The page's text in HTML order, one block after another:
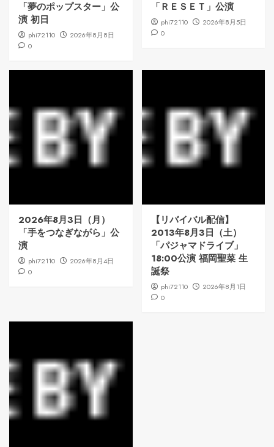
「夢のポップスター」公
演 初日
phi72110
2026年8月8日
0
「ＲＥＳＥＴ」公演
phi72110
2026年8月5日
0
2026年8月3日（月）
「手をつなぎながら」公
演
phi72110
2026年8月4日
0
【リバイバル配信】
2013年8月3日（土）
「パジャマドライブ」
18:00公演 福岡聖菜 生
誕祭
phi72110
2026年8月1日
0